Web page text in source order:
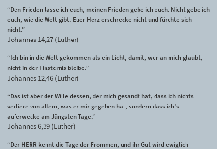
“Den Frieden lasse ich euch, meinen Frieden gebe ich euch. Nicht gebe ich
euch, wie die Welt gibt. Euer Herz erschrecke nicht und fürchte sich
nicht.”
Johannes 14,27 (Luther)
“Ich bin in die Welt gekommen als ein Licht, damit, wer an mich glaubt,
nicht in der Finsternis bleibe.”
Johannes 12,46 (Luther)
“Das ist aber der Wille dessen, der mich gesandt hat, dass ich nichts
verliere von allem, was er mir gegeben hat, sondern dass ich's
auferwecke am Jüngsten Tage.”
Johannes 6,39 (Luther)
“Der HERR kennt die Tage der Frommen, und ihr Gut wird ewiglich